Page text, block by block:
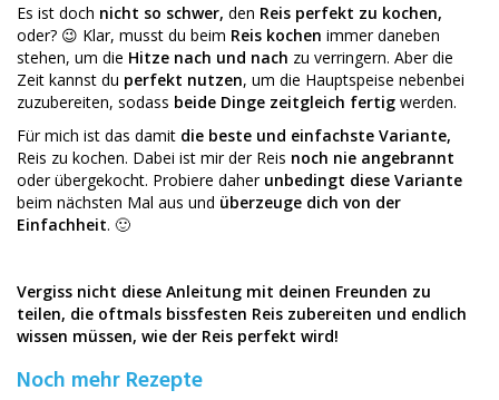
Es ist doch nicht so schwer, den Reis perfekt zu kochen,
oder? 😉 Klar, musst du beim Reis kochen immer daneben
stehen, um die Hitze nach und nach zu verringern. Aber die
Zeit kannst du perfekt nutzen, um die Hauptspeise nebenbei
zuzubereiten, sodass beide Dinge zeitgleich fertig werden.
Für mich ist das damit die beste und einfachste Variante,
Reis zu kochen. Dabei ist mir der Reis noch nie angebrannt
oder übergekocht. Probiere daher unbedingt diese Variante
beim nächsten Mal aus und überzeuge dich von der
Einfachheit. 🙂
Vergiss nicht diese Anleitung mit deinen Freunden zu
teilen, die oftmals bissfesten Reis zubereiten und endlich
wissen müssen, wie der Reis perfekt wird!
Noch mehr Rezepte